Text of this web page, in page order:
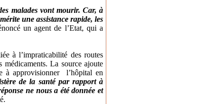
malades vont mourir. Car, à
une assistance rapide, les
un agent de l’Etat, qui a
à l’impraticabilité des routes
La source ajoute
à approvisionner l’hôpital en
de la santé par rapport à
ne nous a été donnée et